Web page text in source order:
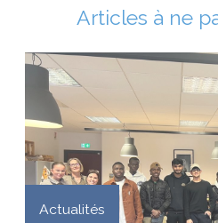
Articles à ne
Actualités